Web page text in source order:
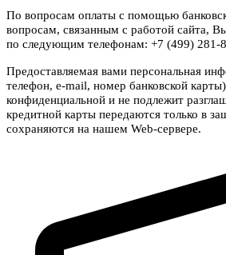
По вопросам оплаты с помощью
вопросам, связанным с работой сайта,
по следующим телефонам: +7 (499) 281-
Предоставляемая вами персональная
телефон, e-mail, номер банковской карты)
конфиденциальной и не подлежит
кредитной карты передаются только в
сохраняются на нашем Web-сервере.